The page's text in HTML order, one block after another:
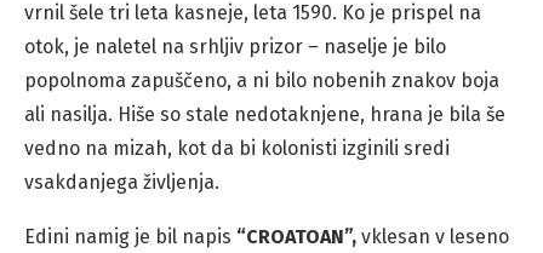
vrnil šele tri leta kasneje, leta 1590. Ko je prispel na
otok, je naletel na srhljiv prizor – naselje je bilo
popolnoma zapuščeno, a ni bilo nobenih znakov boja
ali nasilja. Hiše so stale nedotaknjene, hrana je bila še
vedno na mizah, kot da bi kolonisti izginili sredi
vsakdanjega življenja.
Edini namig je bil napis “CROATOAN”, vklesan v leseno